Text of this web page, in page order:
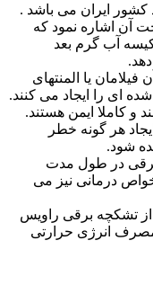
کشور ایران می باشد .
آن اشاره نمود که
آب گرم بعد
یا المنتهای
ای را ایجاد می کنند.
و کاملا ایمن هستند.
هر گونه خطر
شود.
برقی در طول مدت
درمانی نیز می
تشکچه برقی راویس
انرژی حرارتی